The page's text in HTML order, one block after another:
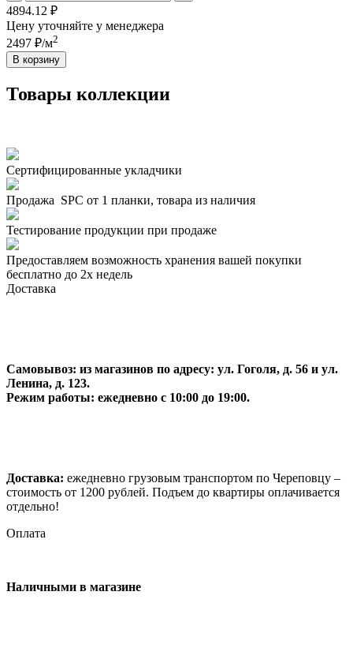
4894.12 ₽
Цену уточняйте у менеджера
2497 ₽/м2
В корзину
Товары коллекции
Сертифицированные укладчики
Продажа SPC от 1 планки, товара из наличия
Тестирование продукции при продаже
Предоставляем возможность хранения вашей покупки
бесплатно до 2х недель
Доставка
Самовывоз: из магазинов по адресу: ул. Гоголя, д. 56 и ул.
Ленина, д. 123.
Режим работы: ежедневно с 10:00 до 19:00.
Доставка: ежедневно грузовым транспортом по Череповцу –
стоимость от 1200 рублей. Подъем до квартиры оплачивается
отдельно!
Оплата
Наличными в магазине